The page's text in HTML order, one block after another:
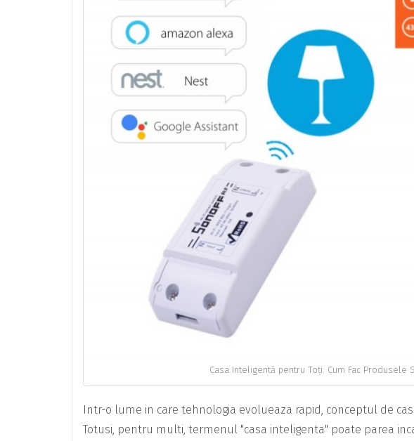
Casa Inteligentă pentru Toți: Cum Fac Produsele
Intr-o lume in care tehnologia evolueaza rapid, conceptul de
Totusi, pentru multi, termenul "casa inteligenta" poate parea